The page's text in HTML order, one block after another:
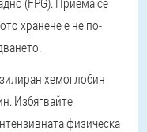
хранене е не по-
хемоглобин
Избягвайте
физическа